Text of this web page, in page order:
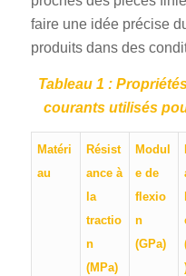
faire une idée précise
produits dans des
Tableau 1 :
courants utilisés
Matéri
au
Résist
ance à
la
tractio
n
(MPa)
Modul
e de
flexio
n
(GPa)